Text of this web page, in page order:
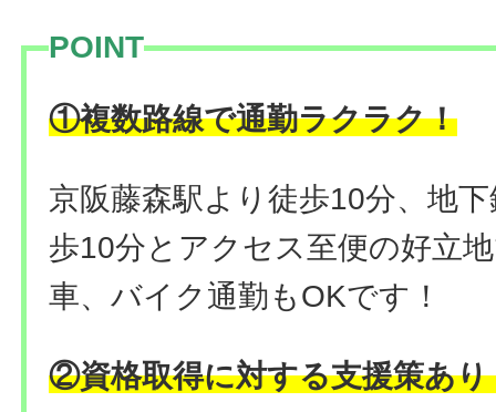
POINT
①複数路線で通勤ラクラク！
京阪藤森駅より徒歩10分、地
歩10分とアクセス至便の好立
車、バイク通勤もOKです！
②資格取得に対する支援策あり